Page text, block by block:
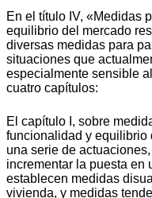
En el título IV, «Medidas
equilibrio del mercado
diversas medidas para
situaciones que
especialmente sensible
cuatro capítulos:
El capítulo I, sobre
funcionalidad y equilibrio
una serie de
incrementar la puesta en
establecen medidas
vivienda, y medidas